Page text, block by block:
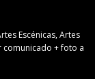
Escénicas, Artes
comunicado + foto a